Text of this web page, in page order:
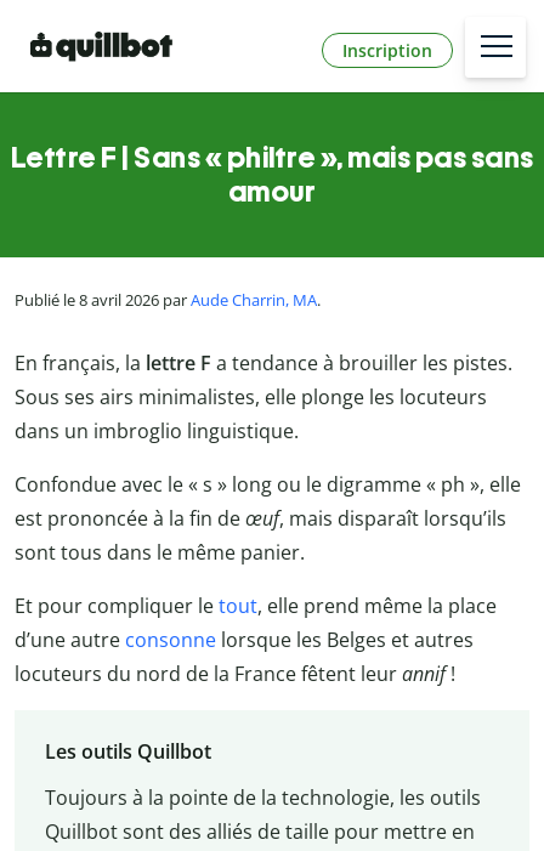
Inscription
Lettre F | Sans « philtre », mais pas sans
amour
Publié le 8 avril 2026 parAude Charrin, MA.
En français, la lettre F a tendance à brouiller les pistes.
Sous ses airs minimalistes, elle plonge les locuteurs
dans un imbroglio linguistique.
Confondue avec le « s » long ou le digramme « ph », elle
est prononcée à la fin deœuf, mais disparaît lorsqu’ils
sont tous dans le même panier.
Et pour compliquer letout, elle prend même la place
d’une autre consonne lorsque les Belges et autres
locuteurs du nord de la France fêtent leurannif!
Les outils Quillbot
Toujours à la pointe de la technologie, les outils
Quillbot sont des alliés de taille pour mettre en